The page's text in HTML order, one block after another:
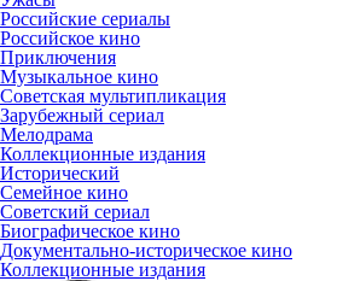
Российские сериалы
Российское кино
Приключения
Музыкальное кино
Советская мультипликация
Зарубежный сериал
Мелодрама
Коллекционные издания
Исторический
Семейное кино
Советский сериал
Биографическое кино
Документально-историческое кино
Коллекционные издания